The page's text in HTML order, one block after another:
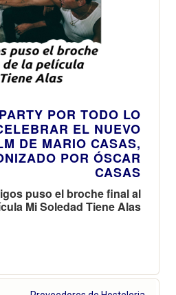
POR TODO LO
EL NUEVO
DE MARIO CASAS,
POR ÓSCAR
CASAS
puso el broche final al
Mi Soledad Tiene Alas